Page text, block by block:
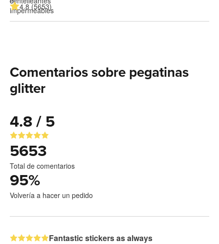
4.8 (5653)
Comentarios sobre pegatinas
glitter
4.8 / 5
5653
Total de comentarios
95%
Volvería a hacer un pedido
Fantastic stickers as always